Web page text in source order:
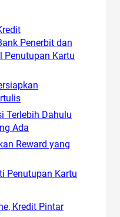
Penerbit dan
Penutupan Kartu
Terlebih Dahulu
Ada
Reward yang
Penutupan Kartu
Kredit Pintar